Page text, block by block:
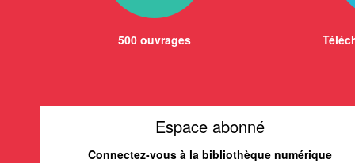
500 ouvrages
Espace abonné
Connectez-vous à la bibliothèque numérique